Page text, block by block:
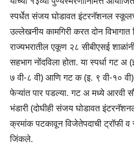
स्पर्धेत संजय घोडावत इंटरनॅशनल स्कूलच्या
उल्लेखनीय कामगिरी करत दोन
राज्यभरातील एकूण २८ सीबीएसई
सहभाग नोंदविला होता. या स्पर्धा गट
७ वी-८ वी) आणि गट क (इ. ९ वी-१० वी)
फेऱ्यांत पार पडल्या. गट अ मध्ये आरवी
भंडारी (दोघीही संजय घोडावत
क्रमांक पटकावून विजेतेपदाची ट्रॉफी व
जिंकले.